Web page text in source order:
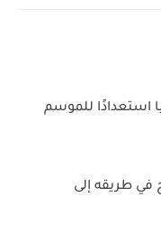
استعدادًا للموسم
في طريقه إلى